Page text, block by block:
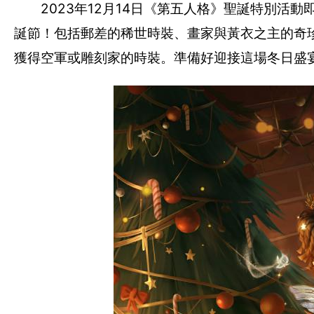
2023年12月14日《第五人格》聖誕特別活動即
誕節！包括郵差的稀世時裝、畫家與黃衣之主的
獲得空軍或雕刻家的時裝。準備好迎接這場冬日盛